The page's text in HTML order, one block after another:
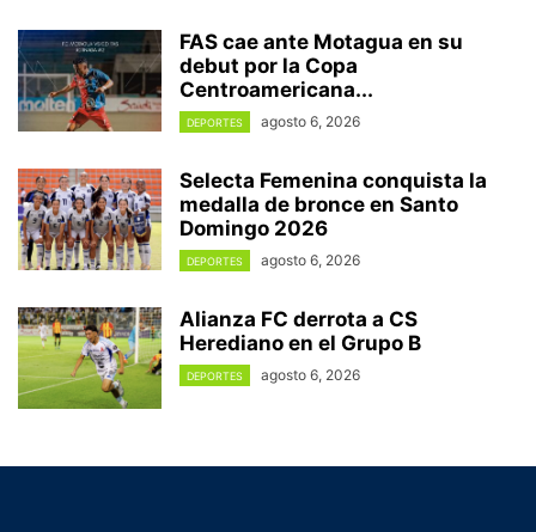
FAS cae ante Motagua en su
debut por la Copa
Centroamericana...
DEPORTES agosto 6, 2026
Selecta Femenina conquista la
medalla de bronce en Santo
Domingo 2026
DEPORTES agosto 6, 2026
Alianza FC derrota a CS
Herediano en el Grupo B
DEPORTES agosto 6, 2026